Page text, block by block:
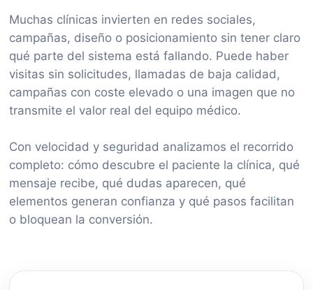
Muchas clínicas invierten en redes sociales,
campañas, diseño o posicionamiento sin tener claro
qué parte del sistema está fallando. Puede haber
visitas sin solicitudes, llamadas de baja calidad,
campañas con coste elevado o una imagen que no
transmite el valor real del equipo médico.
Con velocidad y seguridad analizamos el recorrido
completo: cómo descubre el paciente la clínica, qué
mensaje recibe, qué dudas aparecen, qué
elementos generan confianza y qué pasos facilitan
o bloquean la conversión.